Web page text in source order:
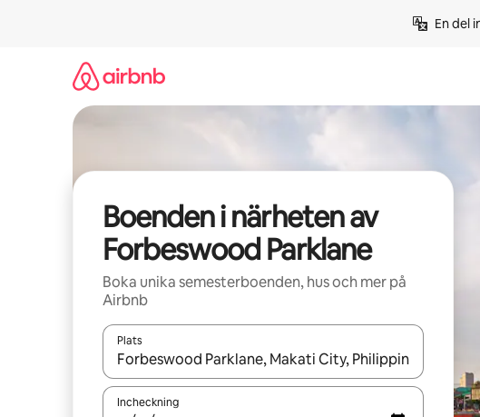
En del
Boenden i närheten av
Forbeswood Parklane
Boka unika semesterboenden, hus och mer på
Airbnb
Plats
När resultaten är tillgängliga kan du navigera med upp- och
Incheckning